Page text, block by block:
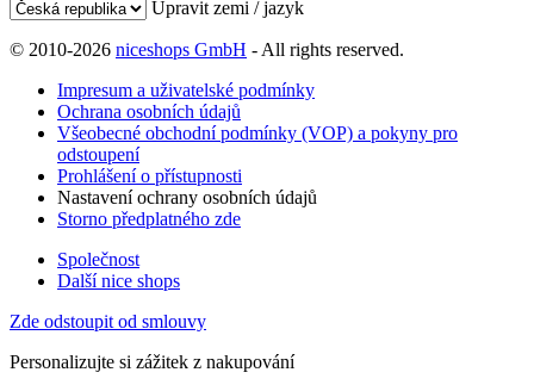
Upravit zemi / jazyk
© 2010-2026 niceshops GmbH - All rights reserved.
Impresum a uživatelské podmínky
Ochrana osobních údajů
Všeobecné obchodní podmínky (VOP) a pokyny pro
odstoupení
Prohlášení o přístupnosti
Nastavení ochrany osobních údajů
Storno předplatného zde
Společnost
Další nice shops
Zde odstoupit od smlouvy
Personalizujte si zážitek z nakupování